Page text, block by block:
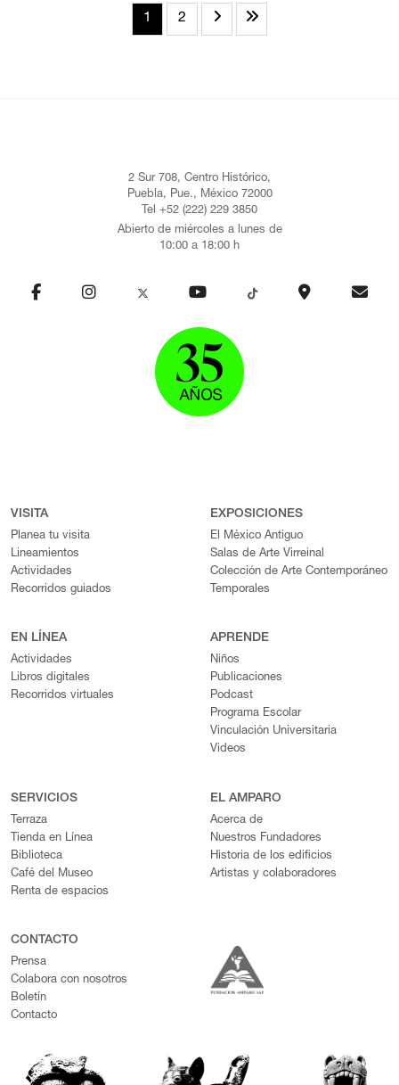
1 2
2 Sur 708, Centro Histórico,
Puebla, Pue., México 72000
Tel +52 (222) 229 3850
Abierto de miércoles a lunes de
10:00 a 18:00 h
VISITA
Planea tu visita
Lineamientos
Actividades
Recorridos guiados
EXPOSICIONES
El México Antiguo
Salas de Arte Virreinal
Colección de Arte Contemporáneo
Temporales
EN LÍNEA
Actividades
Libros digitales
Recorridos virtuales
APRENDE
Niños
Publicaciones
Podcast
Programa Escolar
Vinculación Universitaria
Videos
SERVICIOS
Terraza
Tienda en Línea
Biblioteca
Café del Museo
Renta de espacios
EL AMPARO
Acerca de
Nuestros Fundadores
Historia de los edificios
Artistas y colaboradores
CONTACTO
Prensa
Colabora con nosotros
Boletín
Contacto